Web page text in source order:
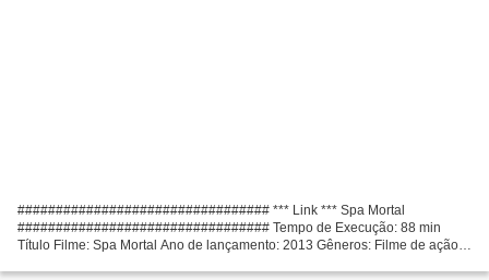
################################# *** Link *** Spa Mortal
################################# Tempo de Execução: 88 min
Título Filme: Spa Mortal Ano de lançamento: 2013 Gêneros: Filme de ação